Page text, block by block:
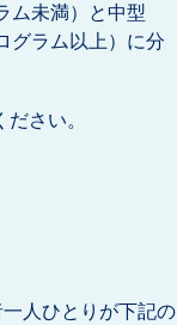
ム未満）と中型
グラム以上）に分
さい。
人ひとりが下記の